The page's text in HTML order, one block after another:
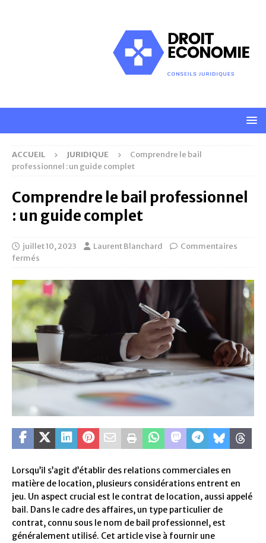
ACCUEIL JURIDIQUE
Comprendre le bail
professionnel : un guide complet
Comprendre le bail professionnel
: un guide complet
juillet 10, 2023 Laurent Blanchard
Commentaires
fermés
Lorsqu’il s’agit d’établir des relations commerciales en
matière de location, plusieurs considérations entrent en
jeu. Un aspect crucial est le contrat de location, aussi appelé
bail. Dans le cadre des affaires, un type particulier de
contrat, connu sous le nom de bail professionnel, est
généralement utilisé. Cet article vise à fournir une